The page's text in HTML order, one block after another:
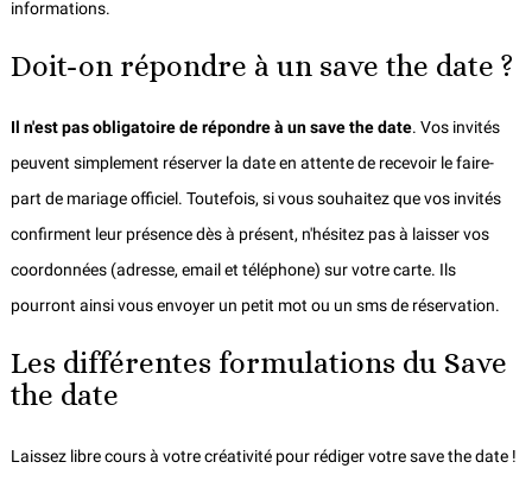
informations.
Doit-on répondre à un save the date ?
Il n'est pas obligatoire de répondre à un save the date. Vos invités
peuvent simplement réserver la date en attente de recevoir le faire-
part de mariage officiel. Toutefois, si vous souhaitez que vos invités
confirment leur présence dès à présent, n'hésitez pas à laisser vos
coordonnées (adresse, email et téléphone) sur votre carte. Ils
pourront ainsi vous envoyer un petit mot ou un sms de réservation.
Les différentes formulations du Save
the date
Laissez libre cours à votre créativité pour rédiger votre save the date !